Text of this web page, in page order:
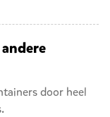
door heel